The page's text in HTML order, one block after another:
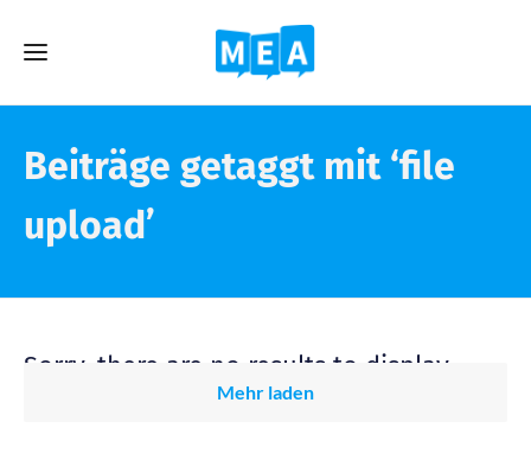
Beiträge getaggt mit ‘file
upload’
Sorry, there are no results to display.
Mehr laden